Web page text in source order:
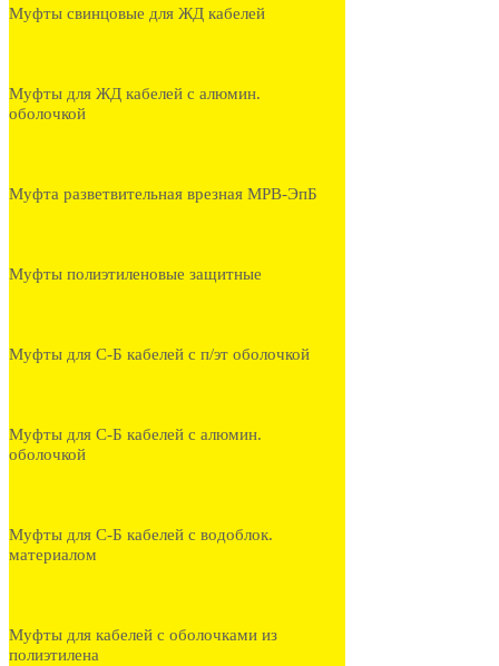
Муфты свинцовые для ЖД кабелей
Муфты для ЖД кабелей с алюмин.
оболочкой
Муфта разветвительная врезная МРВ-ЭпБ
Муфты полиэтиленовые защитные
Муфты для С-Б кабелей с п/эт оболочкой
Муфты для С-Б кабелей с алюмин.
оболочкой
Муфты для С-Б кабелей с водоблок.
материалом
Муфты для кабелей с оболочками из
полиэтилена